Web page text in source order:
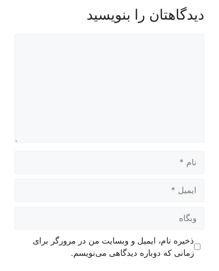
دیدگاهتان را بنویسید
وبگاه
ذخیره نام، ایمیل و وبسایت من در مرورگر برای
زمانی که دوباره دیدگاهی می‌نویسم.